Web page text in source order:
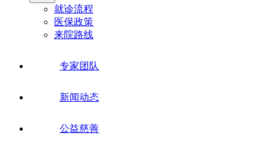
就诊流程
医保政策
来院路线
专家团队
新闻动态
公益慈善